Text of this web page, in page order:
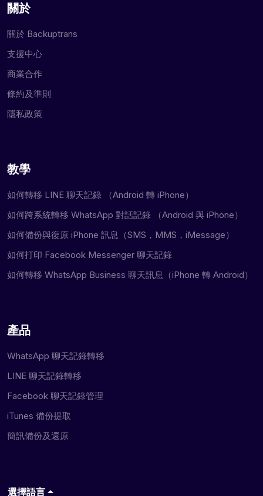
關於
關於 Backuptrans
支援中心
商業合作
條約及準則
隱私政策
教學
如何轉移 LINE 聊天記錄 （Android 轉 iPhone）
如何跨系統轉移 WhatsApp 對話記錄 （Android 與 iPhone）
如何備份與復原 iPhone 訊息（SMS，MMS，iMessage）
如何打印 Facebook Messenger 聊天記錄
如何轉移 WhatsApp Business 聊天訊息（iPhone 轉 Android）
產品
WhatsApp 聊天記錄轉移
LINE 聊天記錄轉移
Facebook 聊天記錄管理
iTunes 備份提取
簡訊備份及還原
選擇語言